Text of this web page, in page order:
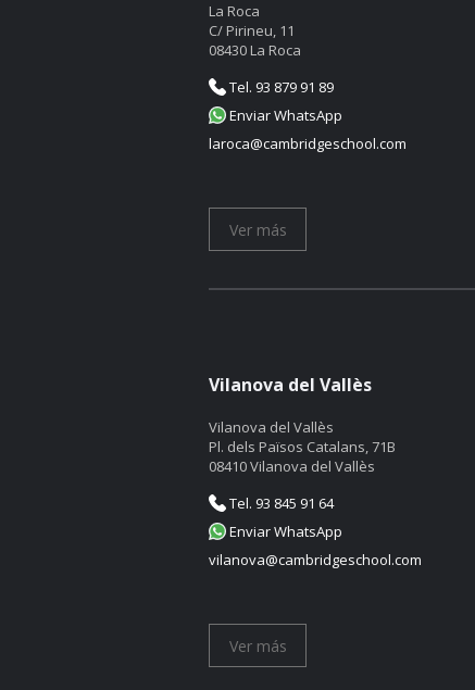
La Roca
C/ Pirineu, 11
08430 La Roca
Tel. 93 879 91 89
Enviar WhatsApp
laroca@cambridgeschool.com
Ver más
Vilanova del Vallès
Vilanova del Vallès
Pl. dels Països Catalans, 71B
08410 Vilanova del Vallès
Tel. 93 845 91 64
Enviar WhatsApp
vilanova@cambridgeschool.com
Ver más